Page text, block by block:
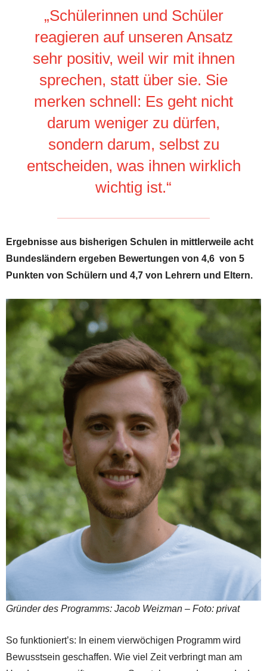
„Schülerinnen und Schüler
reagieren auf unseren Ansatz
sehr positiv, weil wir mit ihnen
sprechen, statt über sie. Sie
merken schnell: Es geht nicht
darum weniger zu dürfen,
sondern darum, selbst zu
entscheiden, was ihnen wirklich
wichtig ist.“
Ergebnisse aus bisherigen Schulen in mittlerweile acht
Bundesländern ergeben Bewertungen von 4,6 von 5
Punkten von Schülern und 4,7 von Lehrern und Eltern.
Gründer des Programms: Jacob Weizman – Foto: privat
So funktioniert’s: In einem vierwöchigen Programm wird
Bewusstsein geschaffen. Wie viel Zeit verbringt man am